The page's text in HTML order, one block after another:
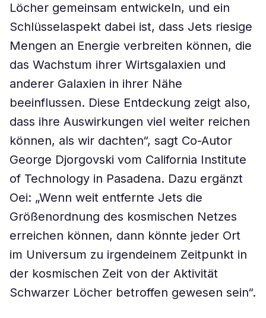
Löcher gemeinsam entwickeln, und ein
Schlüsselaspekt dabei ist, dass Jets riesige
Mengen an Energie verbreiten können, die
das Wachstum ihrer Wirtsgalaxien und
anderer Galaxien in ihrer Nähe
beeinflussen. Diese Entdeckung zeigt also,
dass ihre Auswirkungen viel weiter reichen
können, als wir dachten“, sagt Co-Autor
George Djorgovski vom California Institute
of Technology in Pasadena. Dazu ergänzt
Oei: „Wenn weit entfernte Jets die
Größenordnung des kosmischen Netzes
erreichen können, dann könnte jeder Ort
im Universum zu irgendeinem Zeitpunkt in
der kosmischen Zeit von der Aktivität
Schwarzer Löcher betroffen gewesen sein“.